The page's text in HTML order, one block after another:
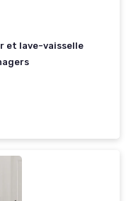
et lave-vaisselle